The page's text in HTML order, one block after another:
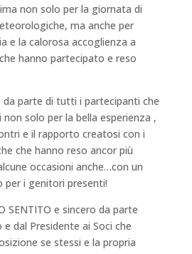
non solo per la giornata di
ma anche per
e la calorosa accoglienza a
hanno partecipato e reso
da parte di tutti i partecipanti che
solo per la bella esperienza ,
e il rapporto creatosi con i
che hanno reso ancor più
occasioni anche…con un
per i genitori presenti!
SENTITO e sincero da parte
dal Presidente ai Soci che
se stessi e la propria